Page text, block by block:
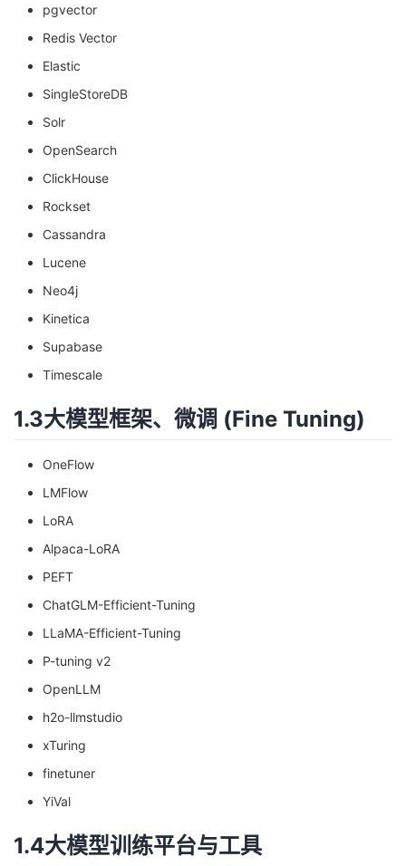
pgvector
Redis Vector
Elastic
SingleStoreDB
Solr
OpenSearch
ClickHouse
Rockset
Cassandra
Lucene
Neo4j
Kinetica
Supabase
Timescale
1.3大模型框架、微调 (Fine Tuning)
OneFlow
LMFlow
LoRA
Alpaca-LoRA
PEFT
ChatGLM-Efficient-Tuning
LLaMA-Efficient-Tuning
P-tuning v2
OpenLLM
h2o-llmstudio
xTuring
finetuner
YiVal
1.4大模型训练平台与工具